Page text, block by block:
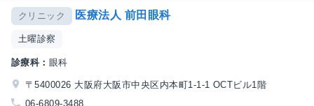
クリニック 医療法人 前田眼科
土曜診察
診療科： 眼科
〒5400026 大阪府大阪市中央区内本町1-1-1 OCTビル1階
06-6809-3488